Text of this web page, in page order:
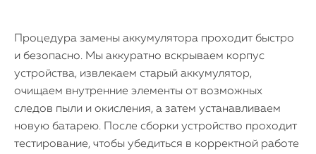
Процедура замены аккумулятора проходит быстро
и безопасно. Мы аккуратно вскрываем корпус
устройства, извлекаем старый аккумулятор,
очищаем внутренние элементы от возможных
следов пыли и окисления, а затем устанавливаем
новую батарею. После сборки устройство проходит
тестирование, чтобы убедиться в корректной работе